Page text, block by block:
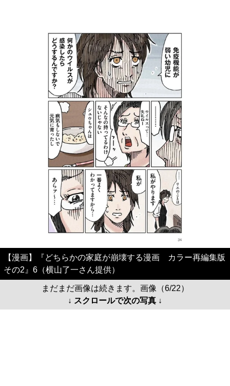
【漫画】『どちらかの家庭が崩壊する漫画 カラー再編集版
その2』6（横山了一さん提供）
まだまだ画像は続きます。画像（6/22）
↓ スクロールで次の写真 ↓